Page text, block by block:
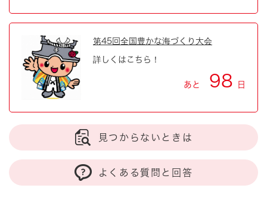
第45回全国豊かな海づくり大会
詳しくはこちら！
あと 98 日
見つからないときは
よくある質問と回答